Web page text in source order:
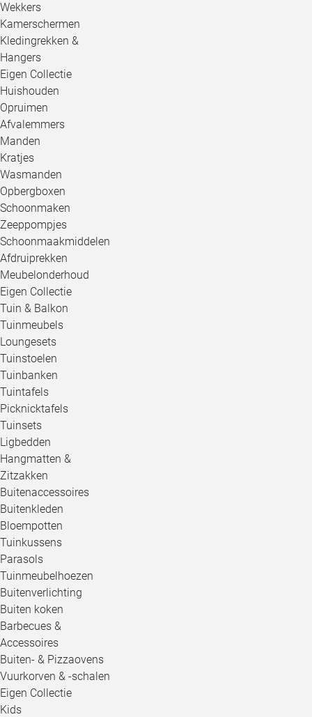
Wekkers
Kamerschermen
Kledingrekken &
Hangers
Eigen Collectie
Huishouden
Opruimen
Afvalemmers
Manden
Kratjes
Wasmanden
Opbergboxen
Schoonmaken
Zeeppompjes
Schoonmaakmiddelen
Afdruiprekken
Meubelonderhoud
Eigen Collectie
Tuin & Balkon
Tuinmeubels
Loungesets
Tuinstoelen
Tuinbanken
Tuintafels
Picknicktafels
Tuinsets
Ligbedden
Hangmatten &
Zitzakken
Buitenaccessoires
Buitenkleden
Bloempotten
Tuinkussens
Parasols
Tuinmeubelhoezen
Buitenverlichting
Buiten koken
Barbecues &
Accessoires
Buiten- & Pizzaovens
Vuurkorven & -schalen
Eigen Collectie
Kids